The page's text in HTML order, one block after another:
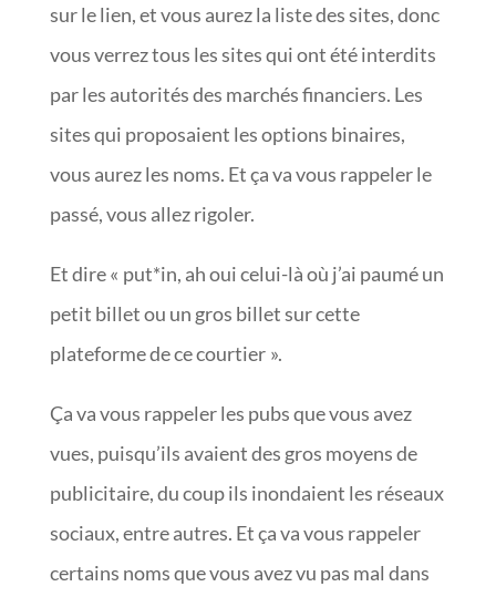
sur le lien, et vous aurez la liste des sites, donc
vous verrez tous les sites qui ont été interdits
par les autorités des marchés financiers. Les
sites qui proposaient les options binaires,
vous aurez les noms. Et ça va vous rappeler le
passé, vous allez rigoler.
Et dire « put*in, ah oui celui-là où j’ai paumé un
petit billet ou un gros billet sur cette
plateforme de ce courtier ».
Ça va vous rappeler les pubs que vous avez
vues, puisqu’ils avaient des gros moyens de
publicitaire, du coup ils inondaient les réseaux
sociaux, entre autres. Et ça va vous rappeler
certains noms que vous avez vu pas mal dans